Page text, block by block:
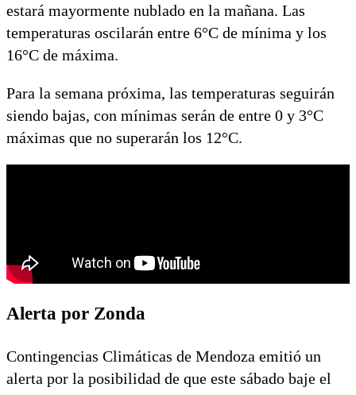
estará mayormente nublado en la mañana. Las
temperaturas oscilarán entre 6°C de mínima y los
16°C de máxima.
Para la semana próxima, las temperaturas seguirán
siendo bajas, con mínimas serán de entre 0 y 3°C
máximas que no superarán los 12°C.
Alerta por Zonda
Contingencias Climáticas de Mendoza emitió un
alerta por la posibilidad de que este sábado baje el